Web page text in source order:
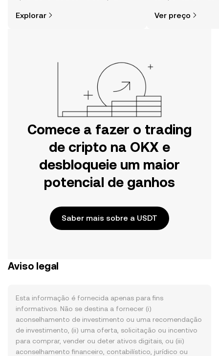
Começa a tua viagem na aplicação
Explorar Ver preço
Comece a fazer o trading
de cripto na OKX e
desbloqueie um maior
potencial de ganhos
Saber mais sobre a USDT
Aviso legal
Esta informação é fornecida apenas para fins
informativos. Não se destina a fornecer (i)
aconselhamento de investimento ou uma recomendação
de investimento, (ii) uma oferta, solicitação ou incentivo
para comprar, vender ou deter ativos digitais, ou (iii)
aconselhamento financeiro, contabilístico, jurídico ou